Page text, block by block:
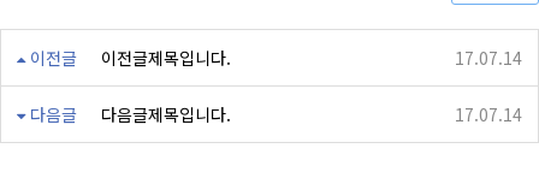
이전글 이전글제목입니다. 17.07.14
다음글 다음글제목입니다. 17.07.14